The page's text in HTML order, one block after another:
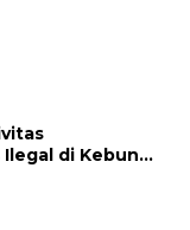
di Kebun